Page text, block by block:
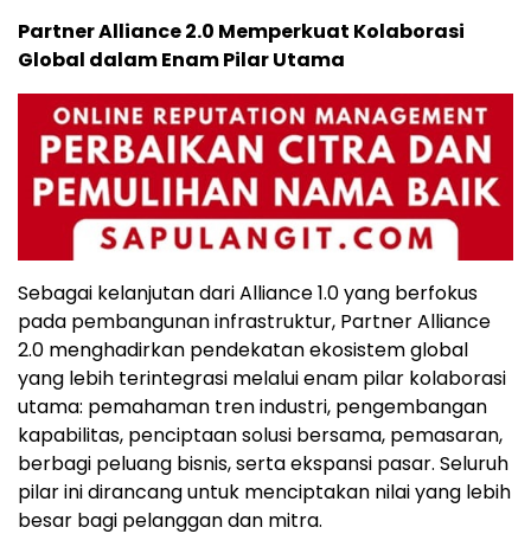
Partner Alliance 2.0 Memperkuat Kolaborasi
Global dalam Enam Pilar Utama
Sebagai kelanjutan dari Alliance 1.0 yang berfokus
pada pembangunan infrastruktur, Partner Alliance
2.0 menghadirkan pendekatan ekosistem global
yang lebih terintegrasi melalui enam pilar kolaborasi
utama: pemahaman tren industri, pengembangan
kapabilitas, penciptaan solusi bersama, pemasaran,
berbagi peluang bisnis, serta ekspansi pasar. Seluruh
pilar ini dirancang untuk menciptakan nilai yang lebih
besar bagi pelanggan dan mitra.